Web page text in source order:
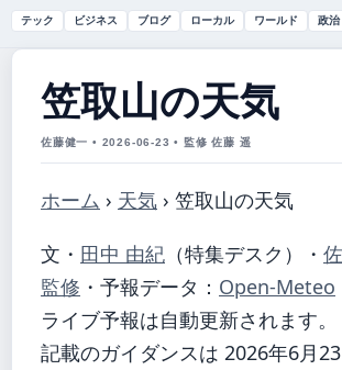
テック ビジネス ブログ ローカル ワールド 政治
笠取山の天気
佐藤健一 • 2026-06-23 • 監修 佐藤 遥
ホーム › 天気 › 笠取山の天気
文・ 田中 由紀 （特集デスク） ・
監修 ・ 予報データ： Open-Meteo
ライブ予報は自動更新されます。
記載のガイダンスは 2026年6月